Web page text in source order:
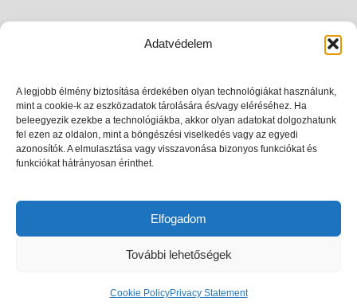
Adatvédelem
A legjobb élmény biztosítása érdekében olyan technológiákat használunk,
mint a cookie-k az eszközadatok tárolására és/vagy eléréséhez. Ha
beleegyezik ezekbe a technológiákba, akkor olyan adatokat dolgozhatunk
fel ezen az oldalon, mint a böngészési viselkedés vagy az egyedi
azonosítók. A elmulasztása vagy visszavonása bizonyos funkciókat és
funkciókat hátrányosan érinthet.
Elfogadom
További lehetőségek
Cookie PolicyPrivacy Statement